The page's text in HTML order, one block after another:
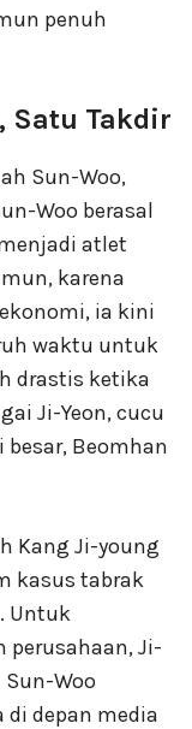
penuh
Satu Takdir
Sun-Woo,
Woo berasal
atlet
karena
ia kini
waktu untuk
drastis ketika
Ji-Yeon, cucu
Beomhan
Kang Ji-young
kasus tabrak
Untuk
perusahaan, Ji-
Woo
depan media